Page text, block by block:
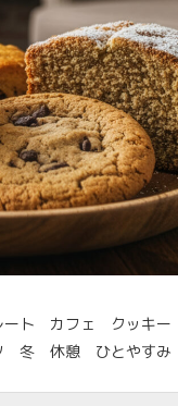
ート カフェ クッ
冬 休憩 ひとやす